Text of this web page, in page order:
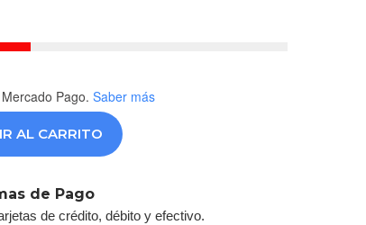
Pago. Saber más
AL CARRITO
de Pago
de crédito, débito y efectivo.